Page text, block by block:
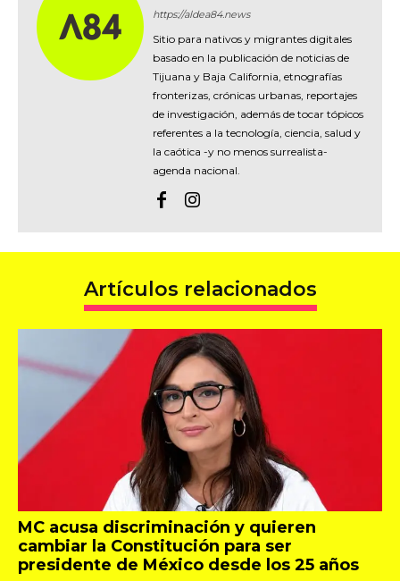
https://aldea84.news
Sitio para nativos y migrantes digitales
basado en la publicación de noticias de
Tijuana y Baja California, etnografías
fronterizas, crónicas urbanas, reportajes
de investigación, además de tocar tópicos
referentes a la tecnología, ciencia, salud y
la caótica -y no menos surrealista-
agenda nacional.
Artículos relacionados
MC acusa discriminación y quieren
cambiar la Constitución para ser
presidente de México desde los 25 años